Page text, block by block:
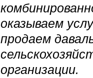
оказываем
продаем
организации.